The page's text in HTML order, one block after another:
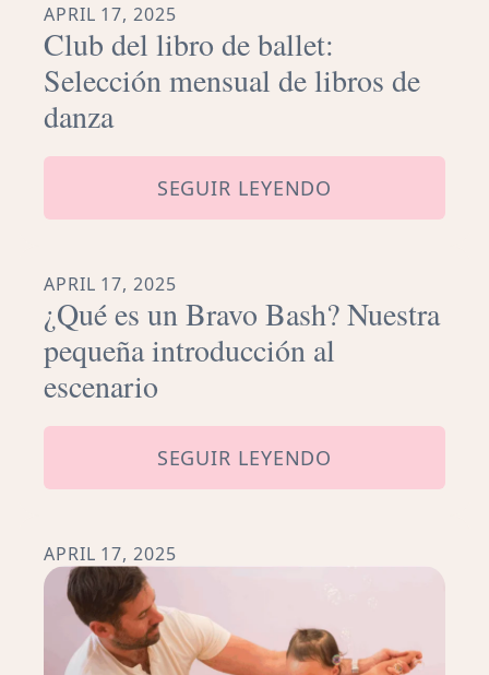
APRIL 17, 2025
Club del libro de ballet:
Selección mensual de libros de
danza
SEGUIR LEYENDO
APRIL 17, 2025
¿Qué es un Bravo Bash? Nuestra
pequeña introducción al
escenario
SEGUIR LEYENDO
APRIL 17, 2025